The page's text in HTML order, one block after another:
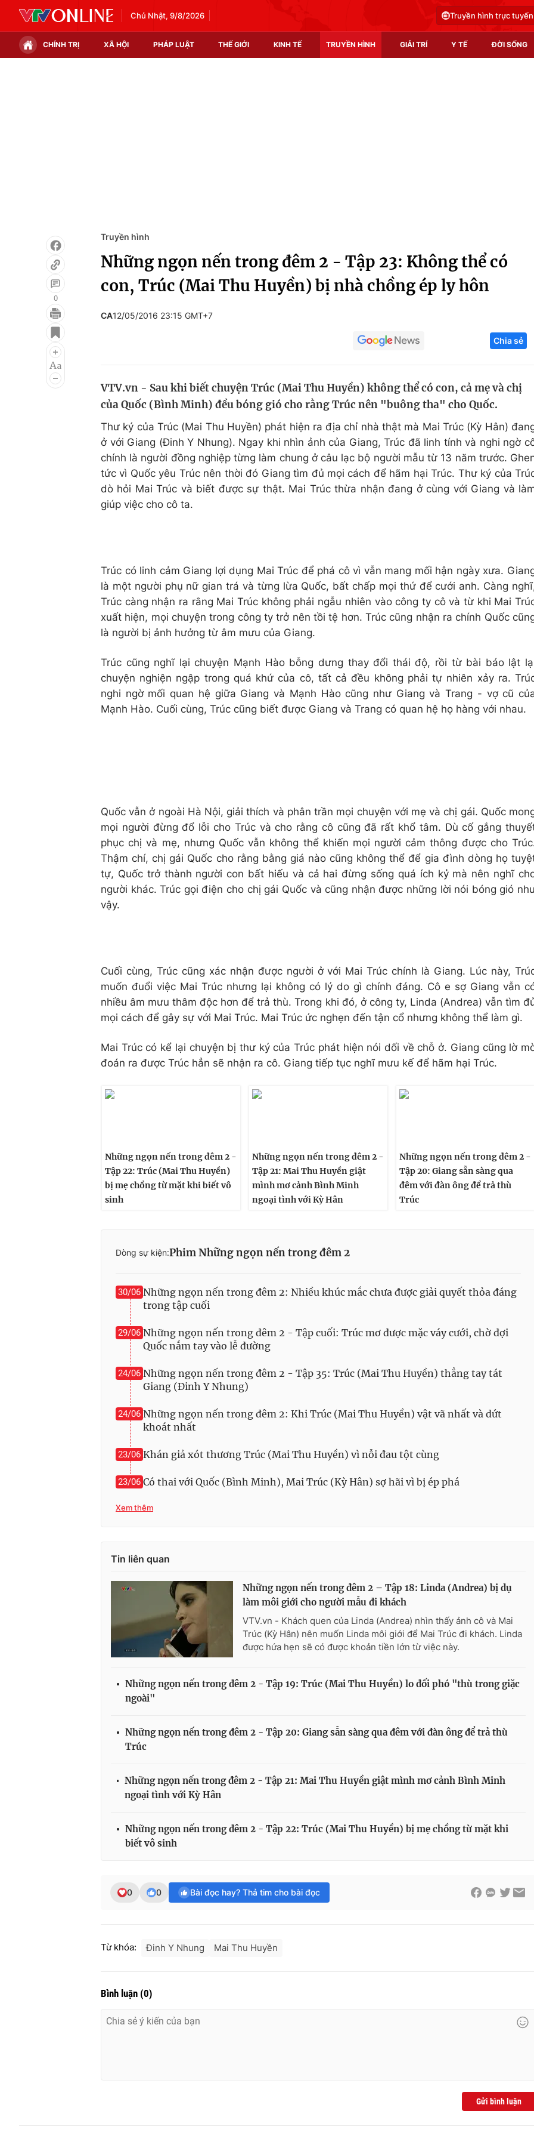
Chủ Nhật, 9/8/2026 Truyền hình trực tuyến
CHÍNH TRỊ XÃ HỘI PHÁP LUẬT THẾ GIỚI KINH TẾ TRUYỀN HÌNH GIẢI TRÍ Y TẾ ĐỜI SỐNG
Infographic
Góc ảnh
Điện ảnh
Âm nhạc
Chất lượng cuộc sống
Tuyển sinh
Hitech Công
Thị trường
0
Truyền hình
Những ngọn nến trong đêm 2 - Tập 23: Không thể có
con, Trúc (Mai Thu Huyền) bị nhà chồng ép ly hôn
CA12/05/2016 23:15 GMT+7
Chia sẻ
VTV.vn - Sau khi biết chuyện Trúc (Mai Thu Huyền) không thể có con, cả mẹ và chị
của Quốc (Bình Minh) đều bóng gió cho rằng Trúc nên "buông tha" cho Quốc.
Thư ký của Trúc (Mai Thu Huyền) phát hiện ra địa chỉ nhà thật mà Mai Trúc (Kỳ Hân)
ở với Giang (Đinh Y Nhung). Ngay khi nhìn ảnh của Giang, Trúc đã linh tính và nghi ngờ
chính là người đồng nghiệp từng làm chung ở câu lạc bộ người mẫu từ 13 năm trước.
tức vì Quốc yêu Trúc nên thời đó Giang tìm đủ mọi cách để hãm hại Trúc. Thư ký của
dò hỏi Mai Trúc và biết được sự thật. Mai Trúc thừa nhận đang ở cùng với Giang và
giúp việc cho cô ta.
Trúc có linh cảm Giang lợi dụng Mai Trúc để phá cô vì vẫn mang mối hận ngày xưa.
là một người phụ nữ gian trá và từng lừa Quốc, bất chấp mọi thứ để cưới anh. Càng
Trúc càng nhận ra rằng Mai Trúc không phải ngẫu nhiên vào công ty cô và từ khi Mai
xuất hiện, mọi chuyện trong công ty trở nên tồi tệ hơn. Trúc cũng nhận ra chính Quốc
là người bị ảnh hưởng từ âm mưu của Giang.
Trúc cũng nghĩ lại chuyện Mạnh Hào bỗng dưng thay đổi thái độ, rồi từ bài báo lật
chuyện nghiện ngập trong quá khứ của cô, tất cả đều không phải tự nhiên xảy ra.
nghi ngờ mối quan hệ giữa Giang và Mạnh Hào cũng như Giang và Trang - vợ cũ
Mạnh Hào. Cuối cùng, Trúc cũng biết được Giang và Trang có quan hệ họ hàng với nhau.
Quốc vẫn ở ngoài Hà Nội, giải thích và phân trần mọi chuyện với mẹ và chị gái. Quốc
mọi người đừng đổ lỗi cho Trúc và cho rằng cô cũng đã rất khổ tâm. Dù cố gắng
phục chị và mẹ, nhưng Quốc vẫn không thể khiến mọi người cảm thông được cho
Thậm chí, chị gái Quốc cho rằng bằng giá nào cũng không thể để gia đình dòng họ
tự, Quốc trở thành người con bất hiếu và cả hai đừng sống quá ích kỷ mà nên nghĩ
người khác. Trúc gọi điện cho chị gái Quốc và cũng nhận được những lời nói bóng gió
vậy.
Cuối cùng, Trúc cũng xác nhận được người ở với Mai Trúc chính là Giang. Lúc này,
muốn đuổi việc Mai Trúc nhưng lại không có lý do gì chính đáng. Cô e sợ Giang vẫn
nhiều âm mưu thâm độc hơn để trả thù. Trong khi đó, ở công ty, Linda (Andrea) vẫn tìm
mọi cách để gây sự với Mai Trúc. Mai Trúc ức nghẹn đến tận cổ nhưng không thể làm gì.
Mai Trúc có kể lại chuyện bị thư ký của Trúc phát hiện nói dối về chỗ ở. Giang cũng lờ
đoán ra được Trúc hẳn sẽ nhận ra cô. Giang tiếp tục nghĩ mưu kế để hãm hại Trúc.
Những ngọn nến trong đêm 2 -
Tập 22: Trúc (Mai Thu Huyền)
bị mẹ chồng từ mặt khi biết vô
sinh
Những ngọn nến trong đêm 2 -
Tập 21: Mai Thu Huyền giật
mình mơ cảnh Bình Minh
ngoại tình với Kỳ Hân
Những ngọn nến trong đêm 2 -
Tập 20: Giang sẵn sàng qua
đêm với đàn ông để trả thù
Trúc
Dòng sự kiện:Phim Những ngọn nến trong đêm 2
30/06 Những ngọn nến trong đêm 2: Nhiều khúc mắc chưa được giải quyết thỏa đáng
trong tập cuối
29/06 Những ngọn nến trong đêm 2 - Tập cuối: Trúc mơ được mặc váy cưới, chờ đợi
Quốc nắm tay vào lễ đường
24/06 Những ngọn nến trong đêm 2 - Tập 35: Trúc (Mai Thu Huyền) thẳng tay tát
Giang (Đinh Y Nhung)
24/06 Những ngọn nến trong đêm 2: Khi Trúc (Mai Thu Huyền) vật vã nhất và dứt
khoát nhất
23/06 Khán giả xót thương Trúc (Mai Thu Huyền) vì nỗi đau tột cùng
23/06 Có thai với Quốc (Bình Minh), Mai Trúc (Kỳ Hân) sợ hãi vì bị ép phá
Xem thêm
Tin liên quan
Những ngọn nến trong đêm 2 – Tập 18: Linda (Andrea) bị dụ
làm môi giới cho người mẫu đi khách
VTV.vn - Khách quen của Linda (Andrea) nhìn thấy ảnh cô và Mai
Trúc (Kỳ Hân) nên muốn Linda môi giới để Mai Trúc đi khách. Linda
được hứa hẹn sẽ có được khoản tiền lớn từ việc này.
Những ngọn nến trong đêm 2 - Tập 19: Trúc (Mai Thu Huyền) lo đối phó "thù trong giặc
ngoài"
Những ngọn nến trong đêm 2 - Tập 20: Giang sẵn sàng qua đêm với đàn ông để trả thù
Trúc
Những ngọn nến trong đêm 2 - Tập 21: Mai Thu Huyền giật mình mơ cảnh Bình Minh
ngoại tình với Kỳ Hân
Những ngọn nến trong đêm 2 - Tập 22: Trúc (Mai Thu Huyền) bị mẹ chồng từ mặt khi
biết vô sinh
0 0 Bài đọc hay? Thả tim cho bài đọc
Từ khóa: Đinh Y Nhung Mai Thu Huyền
Bình luận (0)
Gửi bình luận